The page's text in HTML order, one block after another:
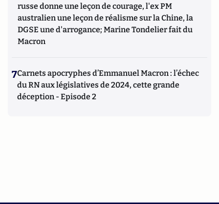
russe donne une leçon de courage, l'ex PM
australien une leçon de réalisme sur la Chine, la
DGSE une d'arrogance; Marine Tondelier fait du
Macron
7Carnets apocryphes d’Emmanuel Macron : l’échec
du RN aux législatives de 2024, cette grande
déception - Episode 2